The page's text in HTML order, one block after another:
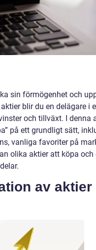
sin förmögenhet och
blir du en delägare i
och tillväxt. I denna
på ett grundligt sätt,
vanliga favoriter på
olika aktier att köpa och
av aktier